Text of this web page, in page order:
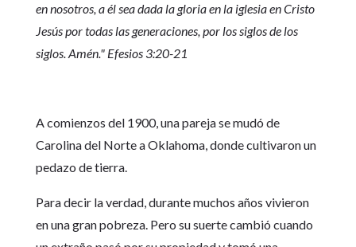
en nosotros, a él sea dada la gloria en la iglesia en Cristo
Jesús por todas las generaciones, por los siglos de los
siglos. Amén." Efesios 3:20-21
A comienzos del 1900, una pareja se mudó de
Carolina del Norte a Oklahoma, donde cultivaron un
pedazo de tierra.
Para decir la verdad, durante muchos años vivieron
en una gran pobreza. Pero su suerte cambió cuando